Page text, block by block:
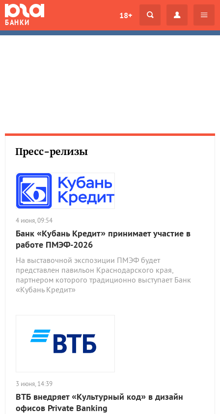
БАНКИ
18+
Пресс-релизы
4 июня, 09:54
Банк «Кубань Кредит» принимает участие в
работе ПМЭФ-2026
На выставочной экспозиции ПМЭФ будет
представлен павильон Краснодарского края,
партнером которого традиционно выступает Банк
«Кубань Кредит»
3 июня, 14:39
ВТБ внедряет «Культурный код» в дизайн
офисов Private Banking